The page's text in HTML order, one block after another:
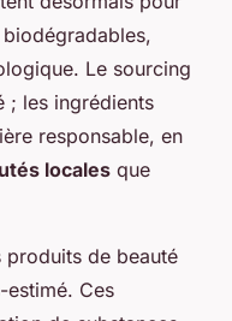
Le sourcing
; les ingrédients
responsable, en
locales que
produits de beauté
estimé. Ces